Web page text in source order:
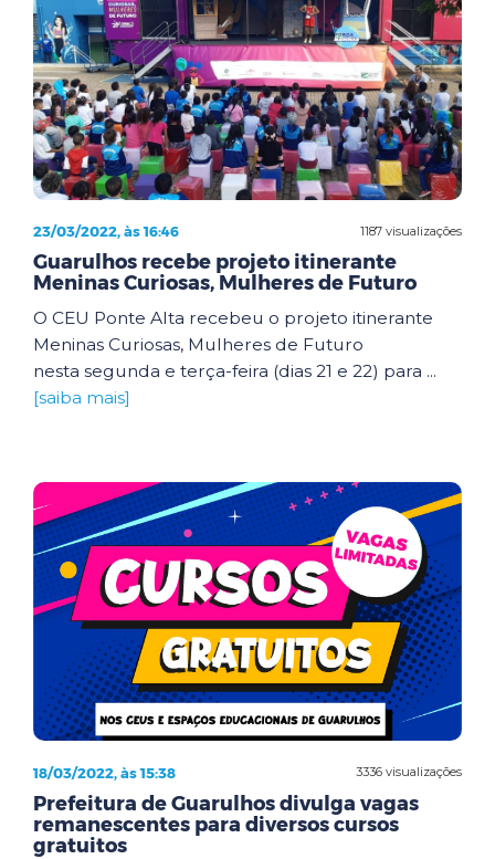
1187 visualizações
23/03/2022, às 16:46
Guarulhos recebe projeto itinerante
Meninas Curiosas, Mulheres de Futuro
O CEU Ponte Alta recebeu o projeto itinerante
Meninas Curiosas, Mulheres de Futuro
nesta segunda e terça-feira (dias 21 e 22) para ...
[saiba mais]
3336 visualizações
18/03/2022, às 15:38
Prefeitura de Guarulhos divulga vagas
remanescentes para diversos cursos
gratuitos